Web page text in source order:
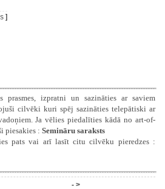
]
izpratni un sazināties ar saviem
cilvēki kuri spēj sazināties telepātiski ar
Ja vēlies piedalīties kādā no art-of-
piesakies : Semināru saraksts
pats vai arī lasīt citu cilvēku pieredzes :
- >